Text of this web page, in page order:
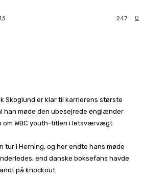
0
247
Skoglund er klar til karrierens største
han møde den ubesejrede englænder
om WBC youth-titlen i letsværvægt.
tur i Herning, og her endte hans møde
end danske boksefans havde
på knockout.